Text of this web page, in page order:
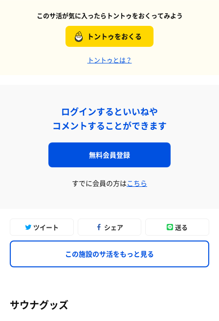
このサ活が気に入ったらトントゥをおくってみよう
トントゥをおくる
トントゥとは？
ログインするといいねや
コメントすることができます
無料会員登録
すでに会員の方はこちら
ツイート シェア 送る
この施設のサ活をもっと見る
サウナグッズ